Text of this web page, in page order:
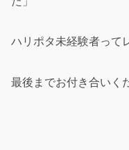
ハリポタ未経験者って
最後までお付き合いく